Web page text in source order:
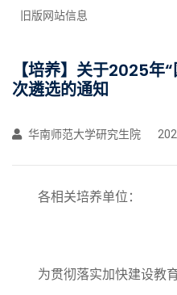
旧版网站信息
【培养】关于2025年
次遴选的通知
华南师范大学研究生院
各相关培养单位：
为贯彻落实加快建设教